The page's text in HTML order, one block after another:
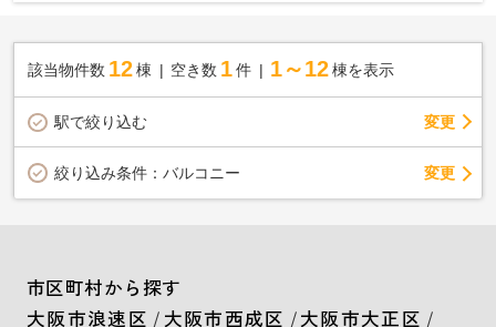
該当物件数 12棟 空き数 1 件 1～12 棟を表示
駅で絞り込む 変更
絞り込み条件： バルコニー 変更
市区町村から探す
大阪市浪速区 / 大阪市西成区 /大阪市大正区 /